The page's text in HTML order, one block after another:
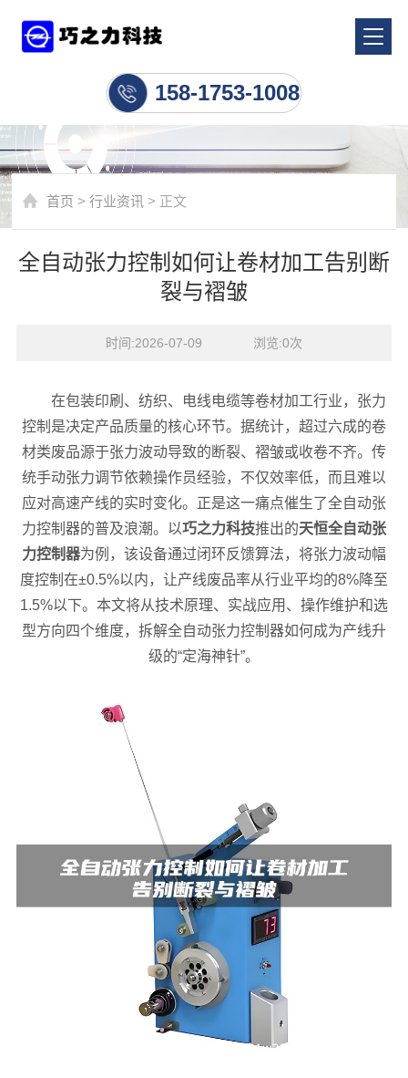
158-1753-1008
首页 >行业资讯 > 正文
全自动张力控制如何让卷材加工告别断
裂与褶皱
时间:2026-07-09    浏览:0次
在包装印刷、纺织、电线电缆等卷材加工行业，张力
控制是决定产品质量的核心环节。据统计，超过六成的卷
材类废品源于张力波动导致的断裂、褶皱或收卷不齐。传
统手动张力调节依赖操作员经验，不仅效率低，而且难以
应对高速产线的实时变化。正是这一痛点催生了全自动张
力控制器的普及浪潮。以巧之力科技推出的天恒全自动张
力控制器为例，该设备通过闭环反馈算法，将张力波动幅
度控制在±0.5%以内，让产线废品率从行业平均的8%降至
1.5%以下。本文将从技术原理、实战应用、操作维护和选
型方向四个维度，拆解全自动张力控制器如何成为产线升
级的“定海神针”。